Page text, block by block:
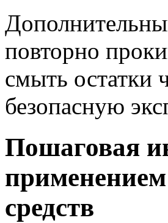
повторно
смыть остатки
безопасную
Пошаговая
средств